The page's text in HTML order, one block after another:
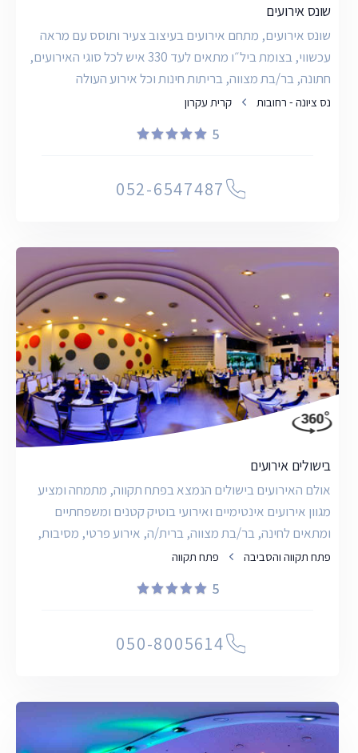
שונס אירועים
שונס אירועים, מתחם אירועים בעיצוב צעיר ותוסס עם מראה
עכשווי, בצומת ביל״ו מתאים לעד 330 איש לכל סוגי האירועים,
חתונה, בר/בת מצווה, בריתות חינות וכל אירוע העולה
נס ציונה - רחובות קרית עקרון
5
052-6547487
בישולים אירועים
אולם האירועים בישולים הנמצא בפתח תקווה, מתמחה ומציע
מגוון אירועים אינטימיים ואירועי בוטיק קטנים ומשפחתיים
ומתאים לחינה, בר/בת מצווה, ברית/ה, אירוע פרטי, מסיבות,
פתח תקווה והסביבה פתח תקווה
5
050-8005614